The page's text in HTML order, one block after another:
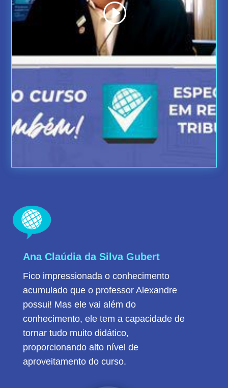
Ana Claúdia da Silva Gubert
Fico impressionada o conhecimento
acumulado que o professor Alexandre
possui! Mas ele vai além do
conhecimento, ele tem a capacidade de
tornar tudo muito didático,
proporcionando alto nível de
aproveitamento do curso.